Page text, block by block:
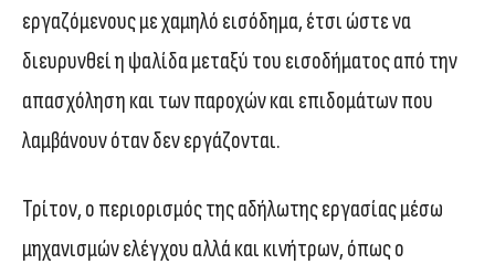
εργαζόμενους με χαμηλό εισόδημα, έτσι ώστε να
διευρυνθεί η ψαλίδα μεταξύ του εισοδήματος από την
απασχόληση και των παροχών και επιδομάτων που
λαμβάνουν όταν δεν εργάζονται.
Τρίτον, ο περιορισμός της αδήλωτης εργασίας μέσω
μηχανισμών ελέγχου αλλά και κινήτρων, όπως ο